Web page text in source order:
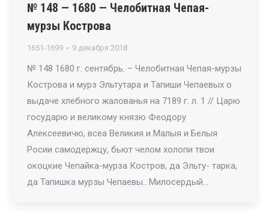
№ 148 — 1680 — Челобитная Чепая-
мурзы Кострова
1651-1699 9 декабря 2018
№ 148 1680 г. сентябрь. – Челобитная Чепая-мурзы
Кострова и мурз Эльтутара и Тапиши Чепаевых о
выдаче хлебного жалованья на 7189 г. л. 1 // Царю
государю и великому князю Феодору
Алексеевичю, всеа Великия и Малыя и Белыя
Росии самодержцу, бьют челом холопи твои
окоцкие Чепайка-мурза Костров, да Эльту- тарка,
да Тапишка мурзы Чепаевы.. Милосердый…